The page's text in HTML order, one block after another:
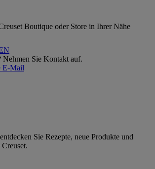
Boutique oder Store in Ihrer Nähe
Sie Kontakt auf.
E-Mail
Sie Rezepte, neue Produkte und